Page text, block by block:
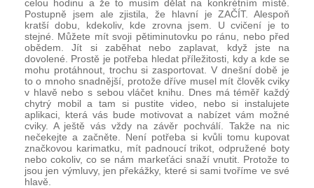
celou hodinu a že to musím dělat na konkrétním místě.
Postupně jsem ale zjistila, že hlavní je ZAČÍT. Alespoň
kratší dobu, kdekoliv, kde zrovna jsem. U cvičení je to
stejné. Můžete mít svoji pětiminutovku po ránu, nebo před
obědem. Jít si zaběhat nebo zaplavat, když jste na
dovolené. Prostě je potřeba hledat příležitosti, kdy a kde se
mohu protáhnout, trochu si zasportovat. V dnešní době je
to o mnoho snadnější, protože dříve musel mít člověk cviky
v hlavě nebo s sebou vláčet knihu. Dnes má téměř každý
chytrý mobil a tam si pustite video, nebo si instalujete
aplikaci, která vás bude motivovat a nabízet vám možné
cviky. A ještě vás vždy na závěr pochválí. Takže na nic
nečekejte a začněte. Není potřeba si kvůli tomu kupovat
značkovou karimatku, mít padnoucí trikot, odpružené boty
nebo cokoliv, co se nám markeťáci snaží vnutit. Protože to
jsou jen výmluvy, jen překážky, které si sami tvoříme ve své
hlavě.